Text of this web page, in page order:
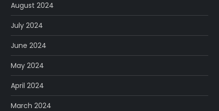
August 2024
July 2024
June 2024
May 2024
April 2024
March 2024